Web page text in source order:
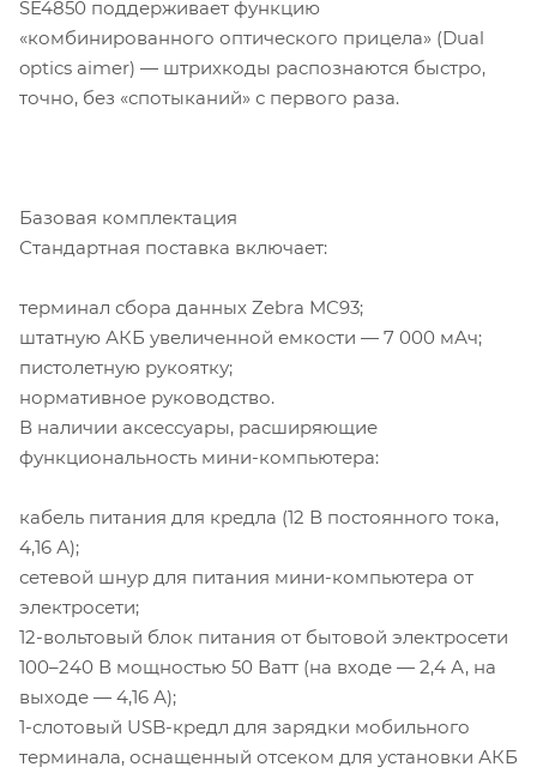
SE4850 поддерживает функцию
«комбинированного оптического прицела» (Dual
optics aimer) — штрихкоды распознаются быстро,
точно, без «спотыканий» с первого раза.
Базовая комплектация
Стандартная поставка включает:
терминал сбора данных Zebra MC93;
штатную АКБ увеличенной емкости — 7 000 мАч;
пистолетную рукоятку;
нормативное руководство.
В наличии аксессуары, расширяющие
функциональность мини-компьютера:
кабель питания для кредла (12 В постоянного тока,
4,16 А);
сетевой шнур для питания мини-компьютера от
электросети;
12-вольтовый блок питания от бытовой электросети
100–240 В мощностью 50 Ватт (на входе — 2,4 А, на
выходе — 4,16 А);
1-слотовый USB-кредл для зарядки мобильного
терминала, оснащенный отсеком для установки АКБ